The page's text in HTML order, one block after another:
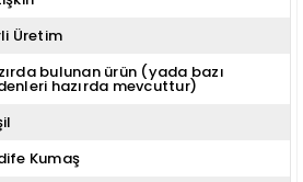
Üretim
bulunan ürün (yada bazı
hazırda mevcuttur)
Kumaş